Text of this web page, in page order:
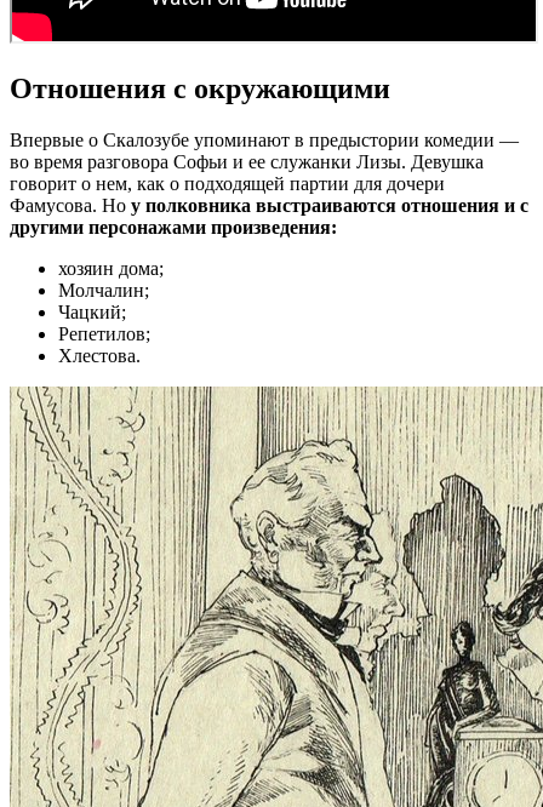
Отношения с окружающими
Впервые о Скалозубе упоминают в предыстории комедии —
во время разговора Софьи и ее служанки Лизы. Девушка
говорит о нем, как о подходящей партии для дочери
Фамусова. Но у полковника выстраиваются отношения и с
другими персонажами произведения:
хозяин дома;
Молчалин;
Чацкий;
Репетилов;
Хлестова.